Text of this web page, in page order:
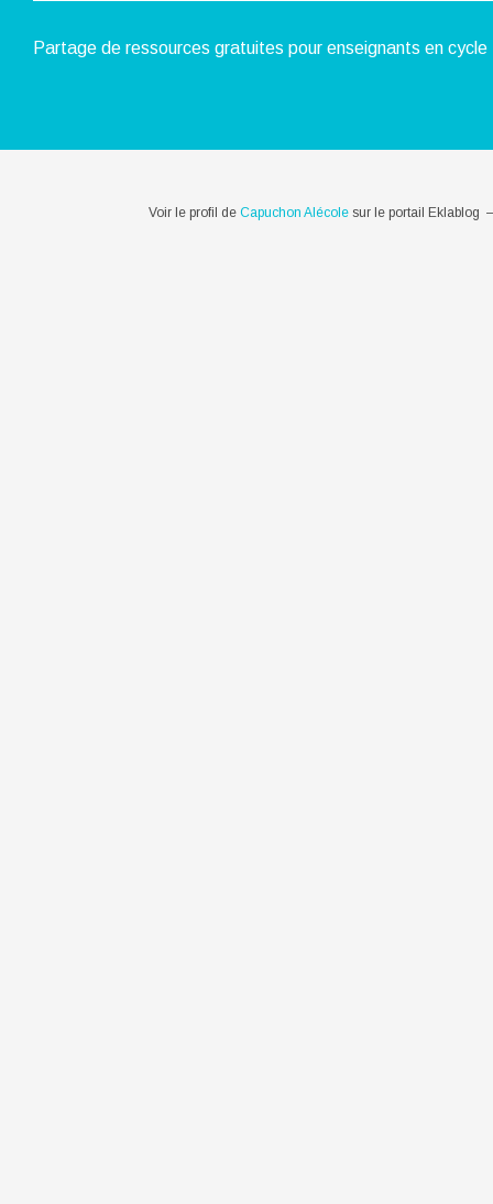
Partage de ressources gratuites pour enseignants en
Voir le profil de Capuchon Alécolesur le portail Eklablog